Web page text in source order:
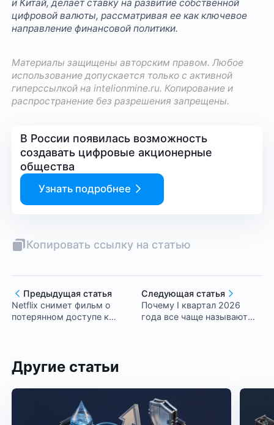
и Китай, делает ставку на развитие собственной
цифровой валюты, рассматривая ее как ключевое
направление финансовой политики.
Материалы защищены авторским правом. Любое
использование допускается только с активной
гиперссылкой наintelionmine.ru. Копирование и
распространение без разрешения запрещены.
В России появилась возможность
создавать цифровые акционерные
общества
Узнать подробнее
Копировать ссылку на статью
Предыдущая статья
Netflix снимет фильм о
потерянном доступе к
Следующая статья
Почему I квартал 2026
года все чаще называют
Другие статьи